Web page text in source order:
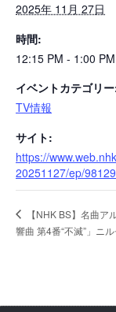
2025年 11月 27日
時間:
12:15 PM - 1:00 PM
イベントカテゴリ
TV情報
サイト:
https://
20251127/ep/
【NHK BS】名曲ア
響曲 第4番“不滅”」ニ